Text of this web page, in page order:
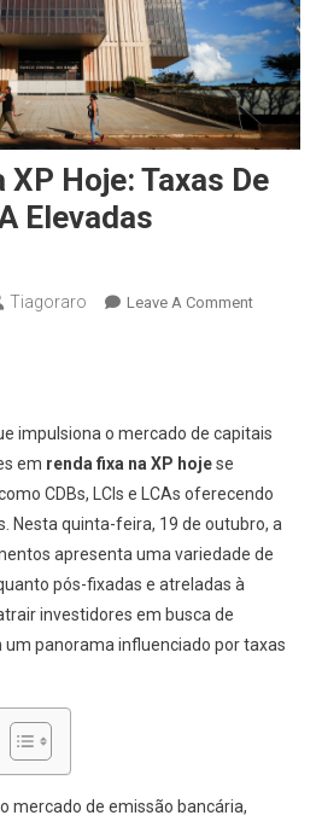
XP Hoje: Taxas De
Elevadas
Tiagoraro Leave A CommentOn
Hoje:
De
CDB,
LCI
impulsiona o mercado de capitais
em renda fixa na XP hojese
CDBs, LCIs e LCAs oferecendo
Nesta quinta-feira, 19 de outubro, a
apresenta uma variedade de
pós-fixadas e atreladas à
investidores em busca de
panorama influenciado por taxas
mercado de emissão bancária,